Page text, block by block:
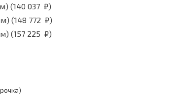
(140 037 ₽)
(148 772 ₽)
(157 225 ₽)